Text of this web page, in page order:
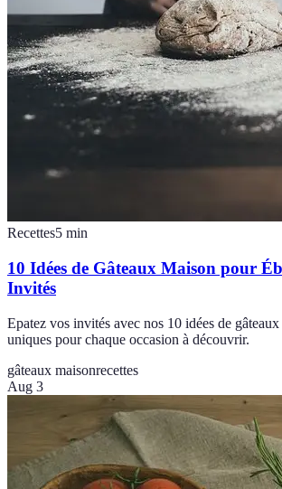
Recettes5 min
10 Idées de Gâteaux Maison pour
Invités
Epatez vos invités avec nos 10 idées de
uniques pour chaque occasion à découvrir.
gâteaux maisonrecettes
Aug 3